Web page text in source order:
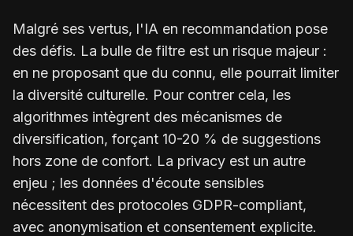
Malgré ses vertus, l'IA en recommandation pose
des défis. La bulle de filtre est un risque majeur :
en ne proposant que du connu, elle pourrait limiter
la diversité culturelle. Pour contrer cela, les
algorithmes intègrent des mécanismes de
diversification, forçant 10-20 % de suggestions
hors zone de confort. La privacy est un autre
enjeu ; les données d'écoute sensibles
nécessitent des protocoles GDPR-compliant,
avec anonymisation et consentement explicite.